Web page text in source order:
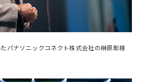
パナソニックコネクト株式会社の榊原彰様